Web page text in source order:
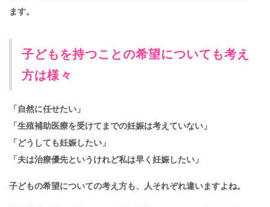
ます。
子どもを持つことの希望についても考え
方は様々
「自然に任せたい」
「生殖補助医療を受けてまでの妊娠は考えていない」
「どうしても妊娠したい」
「夫は治療優先というけれど私は早く妊娠したい」
子どもの希望についての考え方も、人それぞれ違いますよね。